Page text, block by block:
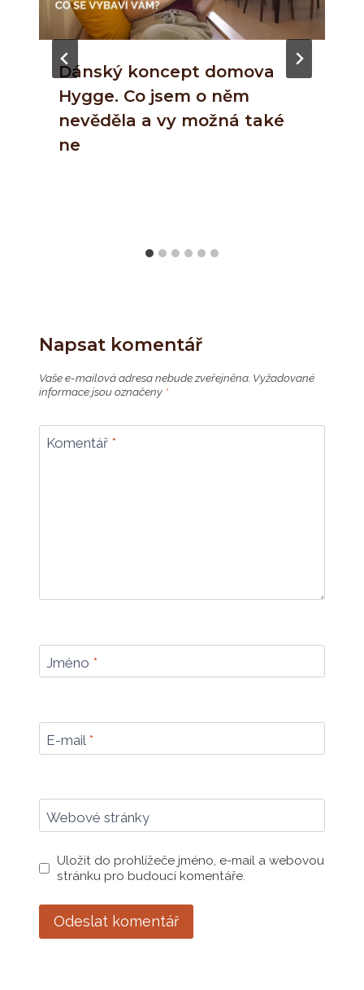
Dánský koncept domova
Hygge. Co jsem o něm
nevěděla a vy možná také
ne
Napsat komentář
Vaše e-mailová adresa nebude zveřejněna. Vyžadované
informace jsou označeny *
Komentář *
Jméno *
E-mail *
Webové stránky
Uložit do prohlížeče jméno, e-mail a webovou
stránku pro budoucí komentáře.